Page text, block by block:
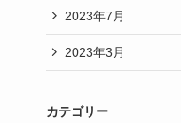
2023年7月
2023年3月
カテゴリー